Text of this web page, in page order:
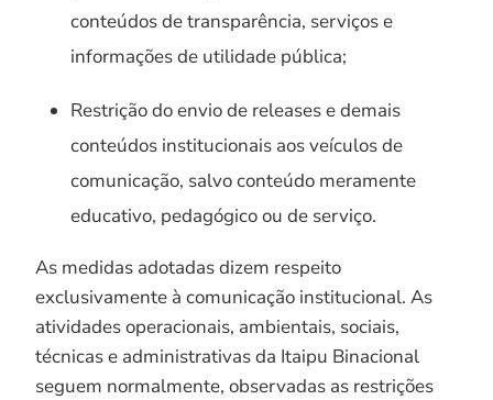
conteúdos de transparência, serviços e
informações de utilidade pública;
Restrição do envio de releases e demais
conteúdos institucionais aos veículos de
comunicação, salvo conteúdo meramente
educativo, pedagógico ou de serviço.
As medidas adotadas dizem respeito
exclusivamente à comunicação institucional. As
atividades operacionais, ambientais, sociais,
técnicas e administrativas da Itaipu Binacional
seguem normalmente, observadas as restrições